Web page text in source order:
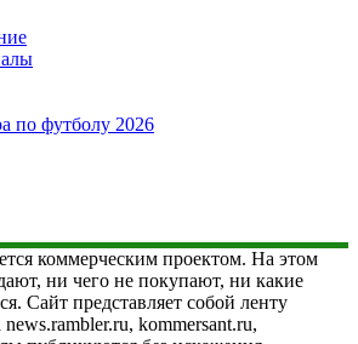
по футболу 2026
коммерческим проектом. На этом
ни чего не покупают, ни какие
Сайт представляет собой ленту
kommersant.ru,